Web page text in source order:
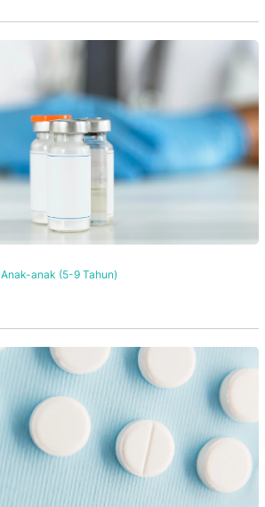
Anak-anak (5-9 Tahun)